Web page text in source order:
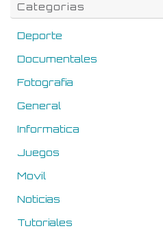
Categorias
Deporte
Documentales
Fotografia
General
Informatica
Juegos
Movil
Noticias
Tutoriales